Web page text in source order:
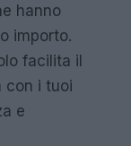
hanno
importo.
facilita il
con i tuoi
e